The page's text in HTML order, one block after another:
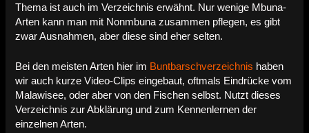
Thema ist auch im Verzeichnis erwähnt. Nur wenige Mbuna-
Arten kann man mit Nonmbuna zusammen pflegen, es gibt
zwar Ausnahmen, aber diese sind eher selten.
Bei den meisten Arten hier im Buntbarschverzeichnis haben
wir auch kurze Video-Clips eingebaut, oftmals Eindrücke vom
Malawisee, oder aber von den Fischen selbst. Nutzt dieses
Verzeichnis zur Abklärung und zum Kennenlernen der
einzelnen Arten.